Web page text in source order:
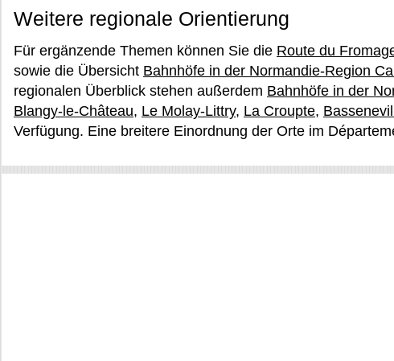
Weitere regionale Orientierung
Für ergänzende Themen können Sie die Route du
sowie die Übersicht Bahnhöfe in der Normandie-Region
regionalen Überblick stehen außerdem Bahnhöfe in der
Blangy-le-Château, Le Molay-Littry, La Croupte,
Verfügung. Eine breitere Einordnung der Orte im